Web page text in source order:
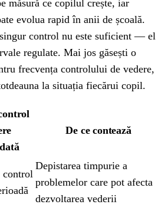
măsură ce copilul crește, iar
evolua rapid în anii de școală.
control nu este suficient — el
regulate. Mai jos găsești o
frecvența controlului de vedere,
la situația fiecărui copil.
De ce contează
control
Depistarea timpurie a
problemelor care pot afecta
dezvoltarea vederii